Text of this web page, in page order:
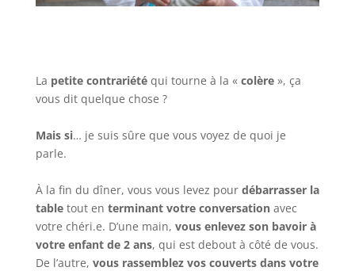
La petite contrariétéqui tourne à la « colère», ça
vous dit quelque chose ?
Mais si… je suis sûre que vous voyez de quoi je
parle.
À la fin du dîner, vous vous levez pour débarrasser la
tabletout en terminant votre conversationavec
votre chéri.e. D’une main, vous enlevez son bavoir à
votre enfant de 2 ans, qui est debout à côté de vous.
De l’autre, vous rassemblez vos couverts dans votre